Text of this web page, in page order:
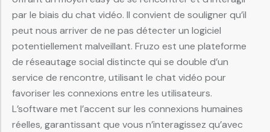
par le biais du chat vidéo. Il convient de souligner qu’il
peut nous arriver de ne pas détecter un logiciel
potentiellement malveillant. Fruzo est une plateforme
de réseautage social distincte qui se double d’un
service de rencontre, utilisant le chat vidéo pour
favoriser les connexions entre les utilisateurs.
L’software met l’accent sur les connexions humaines
réelles, garantissant que vous n’interagissez qu’avec